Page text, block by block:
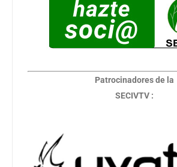
Patrocinadores de la
SECIVTV :